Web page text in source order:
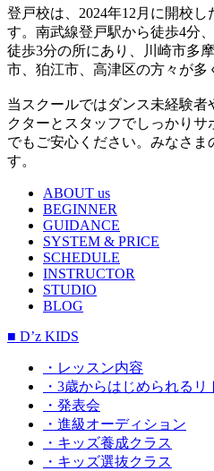
登戸校は、2024年12月に開校
す。南武線登戸駅から徒歩4分
徒歩3分の所にあり、川崎市多
市、狛江市、高津区の方々が多
当スクールではダンス未経験
クターとスタッフでしっかり
でもご安心ください。みなさま
す。
ABOUT us
BEGINNER
GUIDANCE
SYSTEM & PRICE
SCHEDULE
INSTRUCTOR
STUDIO
BLOG
■ D’z KIDS
・レッスン内容
・3歳からはじめられるリ
・発表会
・進級オーディション
・キッズ養成クラス
・キッズ選抜クラス